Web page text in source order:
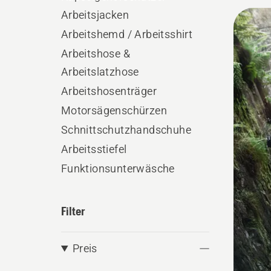
Arbeitsjacken
Arbeitshemd / Arbeitsshirt
Arbeitshose &
Arbeitslatzhose
Arbeitshosenträger
Motorsägenschürzen
Schnittschutzhandschuhe
Arbeitsstiefel
Funktionsunterwäsche
Filter
Preis
Alle